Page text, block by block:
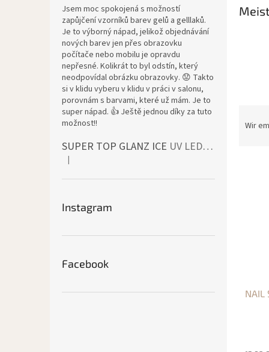
Jsem moc spokojená s možností
zapůjčení vzorníků barev gelů a gelllaků.
Je to výborný nápad, jelikož objednávání
nových barev jen přes obrazovku
počítače nebo mobilu je opravdu
nepřesné. Kolikrát to byl odstín, který
neodpovídal obrázku obrazovky. 😟 Takto
si v klidu vyberu v klidu v práci v salonu,
porovnám s barvami, které už mám. Je to
super nápad. 👍 Ještě jednou díky za tuto
možnost!!
SUPER TOP GLANZ ICE UV LED bezvýpotkový vrchní lesk
Die Produktbewertung beträgt 4 von 5 Sternen.
|
Instagram
Facebook
Wir
NAIL